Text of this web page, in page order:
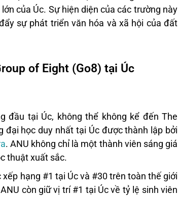
của Úc. Sự hiện diện của các trường này
sự phát triển văn hóa và xã hội của đất
of Eight (Go8) tại Úc
đầu tại Úc, không thể không kể đến The
học duy nhất tại Úc được thành lập bởi
. ANU không chỉ là một thành viên sáng giá
thuật xuất sắc.
hạng #1 tại Úc và #30 trên toàn thế giới
còn giữ vị trí #1 tại Úc về tỷ lệ sinh viên